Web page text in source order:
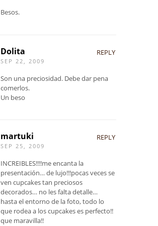
Besos.
Dolita
SEP 22, 2009
REPLY
Son una preciosidad. Debe dar pena
comerlos.
Un beso
martuki
SEP 25, 2009
REPLY
INCREIBLES!!!!me encanta la
presentación… de lujo!!!pocas veces se
ven cupcakes tan preciosos
decorados… no les falta detalle…
hasta el entorno de la foto, todo lo
que rodea a los cupcakes es perfecto!!
que maravilla!!